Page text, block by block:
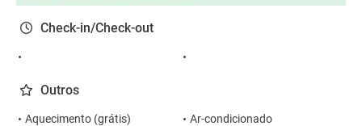
Check-in/Check-out
Outros
Aquecimento (grátis) Ar-condicionado